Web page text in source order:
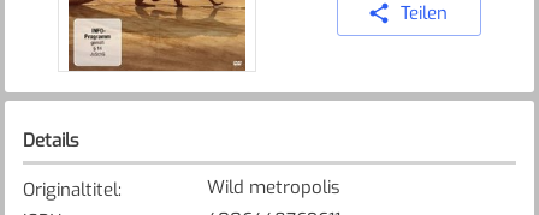
Teilen
Details
Originaltitel:
Wild metropolis